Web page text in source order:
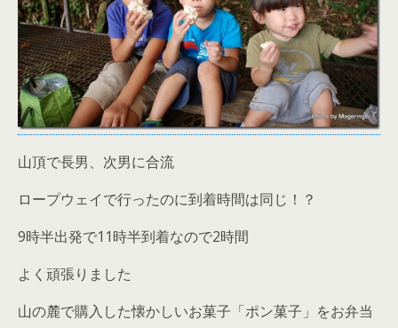
山頂で長男、次男に合流
ロープウェイで行ったのに到着時間は同じ！？
9時半出発で11時半到着なので2時間
よく頑張りました
山の麓で購入した懐かしいお菓子「ポン菓子」をお弁当